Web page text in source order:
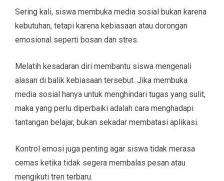
Sering kali, siswa membuka media sosial bukan karena
kebutuhan, tetapi karena kebiasaan atau dorongan
emosional seperti bosan dan stres.
Melatih kesadaran diri membantu siswa mengenali
alasan di balik kebiasaan tersebut. Jika membuka
media sosial hanya untuk menghindari tugas yang sulit,
maka yang perlu diperbaiki adalah cara menghadapi
tantangan belajar, bukan sekadar membatasi aplikasi.
Kontrol emosi juga penting agar siswa tidak merasa
cemas ketika tidak segera membalas pesan atau
mengikuti tren terbaru.